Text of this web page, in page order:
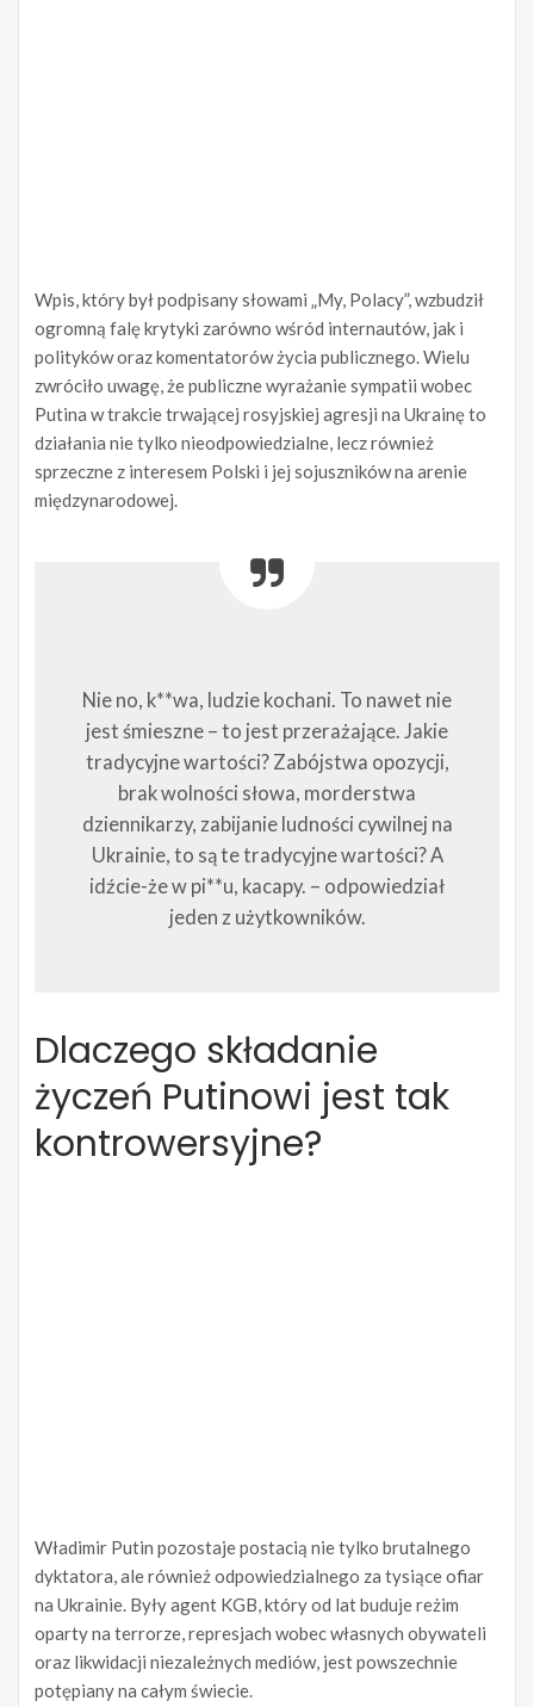
Wpis, który był podpisany słowami „My, Polacy”, wzbudził
ogromną falę krytyki zarówno wśród internautów, jak i
polityków oraz komentatorów życia publicznego. Wielu
zwróciło uwagę, że publiczne wyrażanie sympatii wobec
Putina w trakcie trwającej rosyjskiej agresji na Ukrainę to
działania nie tylko nieodpowiedzialne, lecz również
sprzeczne z interesem Polski i jej sojuszników na arenie
międzynarodowej.
Nie no, k**wa, ludzie kochani. To nawet nie
jest śmieszne – to jest przerażające. Jakie
tradycyjne wartości? Zabójstwa opozycji,
brak wolności słowa, morderstwa
dziennikarzy, zabijanie ludności cywilnej na
Ukrainie, to są te tradycyjne wartości? A
idźcie-że w pi**u, kacapy. – odpowiedział
jeden z użytkowników.
Dlaczego składanie
życzeń Putinowi jest tak
kontrowersyjne?
Władimir Putin pozostaje postacią nie tylko brutalnego
dyktatora, ale również odpowiedzialnego za tysiące ofiar
na Ukrainie. Były agent KGB, który od lat buduje reżim
oparty na terrorze, represjach wobec własnych obywateli
oraz likwidacji niezależnych mediów, jest powszechnie
potępiany na całym świecie.